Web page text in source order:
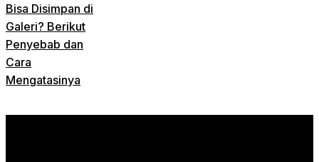
Bisa Disimpan di
Galeri? Berikut
Penyebab dan
Cara
Mengatasinya